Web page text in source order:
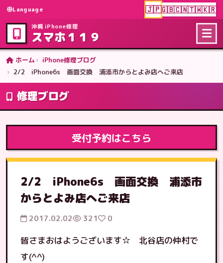
Language 🇯🇵🇬🇧🇨🇳🇹🇼🇰🇷
沖縄 iPhone修理
スマホ１１９
ホーム
iPhone修理ブログ
2/2 iPhone6s 画面交換 浦添市からとよみ店へご来店
修理ブログ
受付予約はこちら
2/2 iPhone6s 画面交換 浦添市
からとよみ店へご来店
2017.02.02 321 0
皆さまおはようございます☆ 北谷店の仲村で
す(^^)